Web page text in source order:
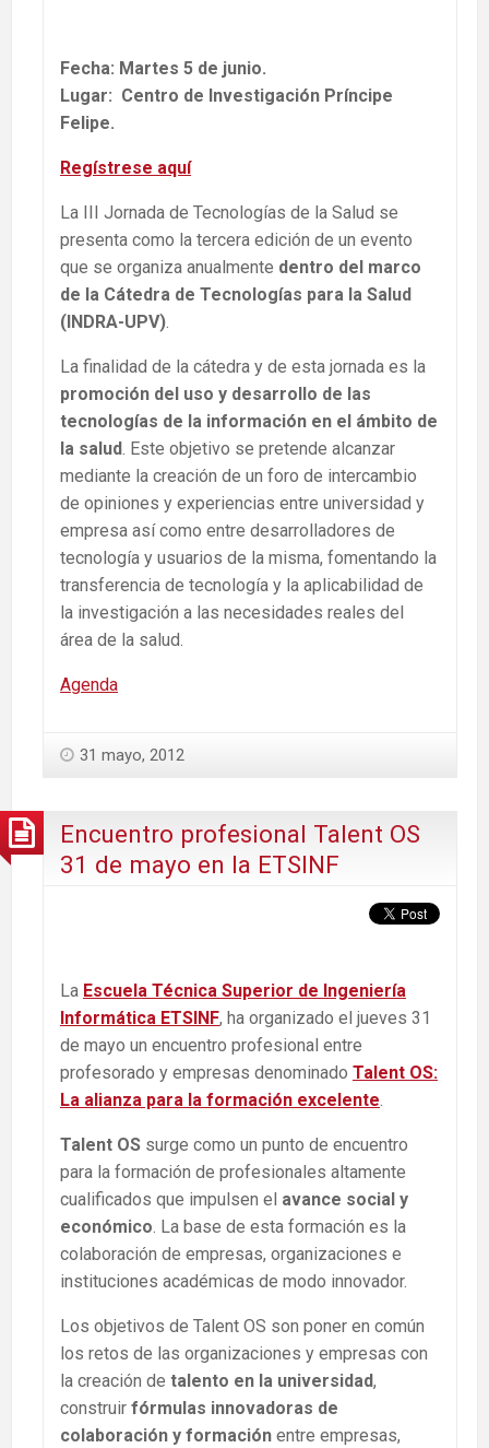
Fecha: Martes 5 de junio.
Lugar: Centro de Investigación Príncipe
Felipe.
Regístrese aquí
La III Jornada de Tecnologías de la Salud se
presenta como la tercera edición de un evento
que se organiza anualmente dentro del marco
de la Cátedra de Tecnologías para la Salud
(INDRA-UPV).
La finalidad de la cátedra y de esta jornada es la
promoción del uso y desarrollo de las
tecnologías de la información en el ámbito de
la salud. Este objetivo se pretende alcanzar
mediante la creación de un foro de intercambio
de opiniones y experiencias entre universidad y
empresa así como entre desarrolladores de
tecnología y usuarios de la misma, fomentando la
transferencia de tecnología y la aplicabilidad de
la investigación a las necesidades reales del
área de la salud.
Agenda
31 mayo, 2012
Encuentro profesional Talent OS
31 de mayo en la ETSINF
La Escuela Técnica Superior de Ingeniería
Informática ETSINF, ha organizado el jueves 31
de mayo un encuentro profesional entre
profesorado y empresas denominado Talent OS:
La alianza para la formación excelente.
Talent OS surge como un punto de encuentro
para la formación de profesionales altamente
cualificados que impulsen el avance social y
económico. La base de esta formación es la
colaboración de empresas, organizaciones e
instituciones académicas de modo innovador.
Los objetivos de Talent OS son poner en común
los retos de las organizaciones y empresas con
la creación de talento en la universidad,
construir fórmulas innovadoras de
colaboración y formación entre empresas,